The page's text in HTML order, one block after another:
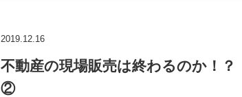
2019.12.16
不動産の現場販売は終わるのか！？
②